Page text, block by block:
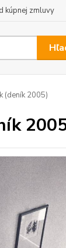
kúpnej zmluvy
(deník 2005)